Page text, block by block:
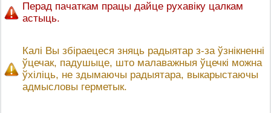
Перад пачаткам працы дайце рухавіку цалкам
астыць.
Калі Вы збіраецеся зняць радыятар з-за ўзнікненні
ўцечак, падушыце, што малаважныя ўцечкі можна
ўхіліць, не здымаючы радыятара, выкарыстаючы
адмысловы герметык.